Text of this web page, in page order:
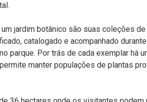
jardim botânico são suas coleções de
catalogado e acompanhado
parque. Por trás de cada exemplar há
manter populações de plantas